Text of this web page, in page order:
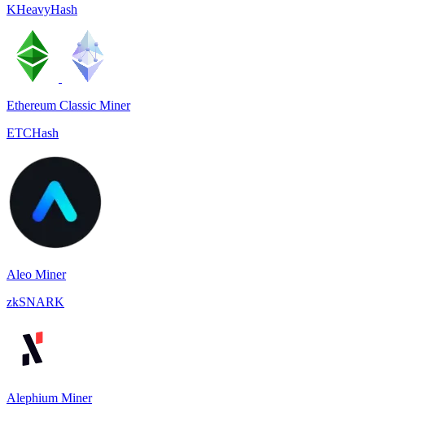
KHeavyHash
Ethereum Classic Miner
ETCHash
Aleo Miner
zkSNARK
Alephium Miner